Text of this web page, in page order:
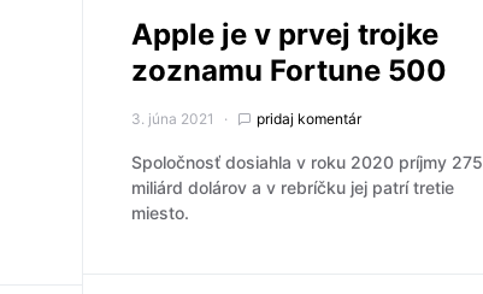
Apple je v prvej trojke
zoznamu Fortune 500
3. júna 2021 pridaj komentár
Spoločnosť dosiahla v roku 2020 príjmy 275
miliárd dolárov a v rebríčku jej patrí tretie
miesto.